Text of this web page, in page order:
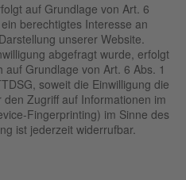
auf Grundlage von Art. 6
berechtigtes Interesse an
unserer Website.
abgefragt wurde, erfolgt
Grundlage von Art. 6 Abs. 1
soweit die Einwilligung die
Zugriff auf Informationen im
Fingerprinting) im Sinne des
ist jederzeit widerrufbar.